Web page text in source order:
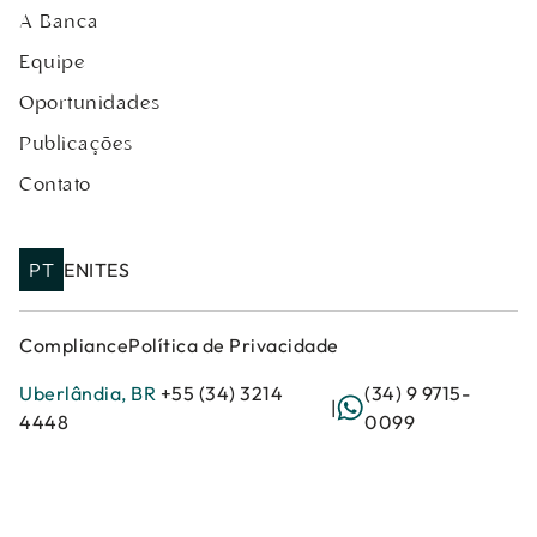
A Banca
Equipe
Oportunidades
Publicações
Contato
ENIT
PT ES
CompliancePolítica de Privacidade
Uberlândia, BR +55 (34) 3214
4448
|
(34) 9 9715-
0099